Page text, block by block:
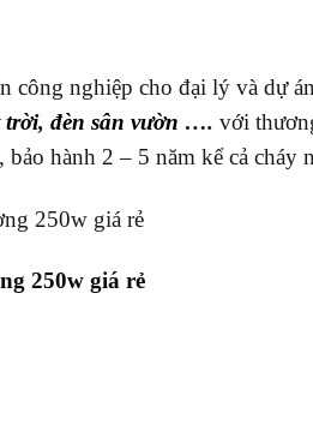
công nghiệp cho đại lý và dự
trời, đèn sân vườn …. với
hành 2 – 5 năm kể cả cháy
250w giá rẻ